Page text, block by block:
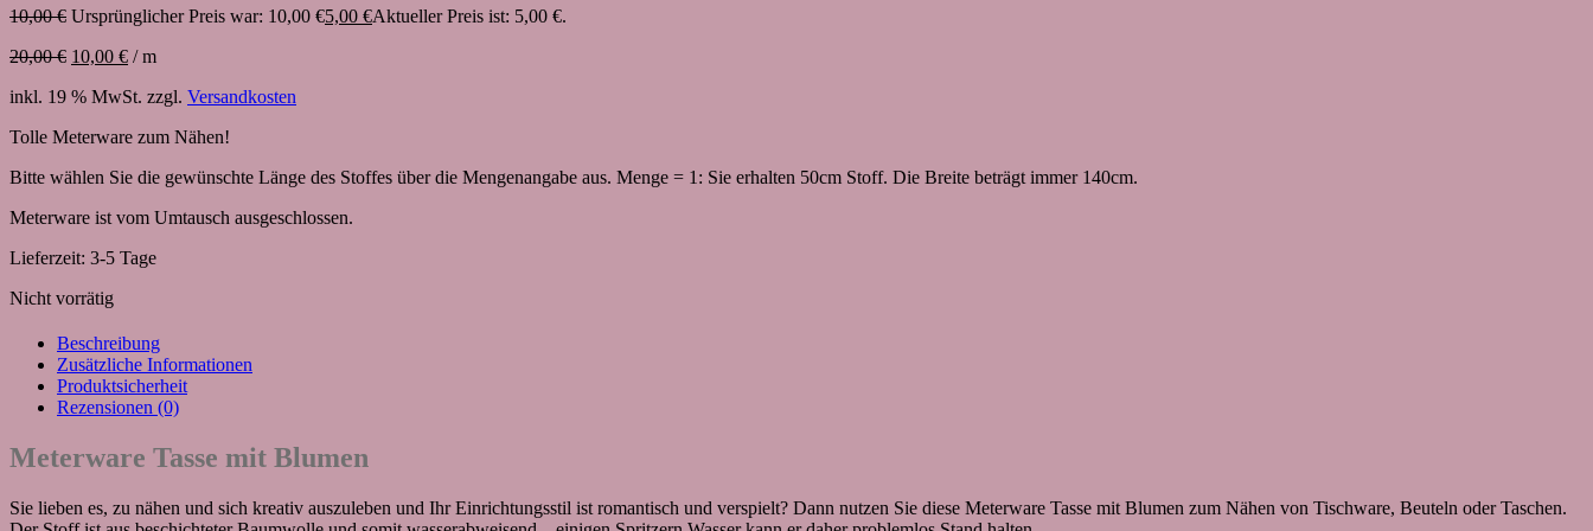
10,00€ Ursprünglicher Preis war: 10,00 €5,00 €Aktueller Preis ist: 5,00 €.
20,00€ 10,00 € /m
inkl. 19 % MwSt. zzgl. Versandkosten
Tolle Meterware zum Nähen!
Bitte wählen Sie die gewünschte Länge des Stoffes über die Mengenangabe aus. Menge = 1: Sie erhalten 50cm Stoff. Die Breite beträgt immer 140cm.
Meterware ist vom Umtausch ausgeschlossen.
Lieferzeit: 3-5 Tage
Nicht vorrätig
Beschreibung
Zusätzliche Informationen
Produktsicherheit
Rezensionen (0)
Meterware Tasse mit Blumen
Sie lieben es, zu nähen und sich kreativ auszuleben und Ihr Einrichtungsstil ist romantisch und verspielt? Dann nutzen Sie diese Meterware Tasse mit Blumen zum Nähen von Tischware, Beuteln oder Taschen.